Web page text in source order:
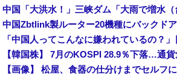
【画像】 松屋、食器の仕分けまでセルフに